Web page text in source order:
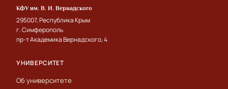
КФУ им. В. И. Вернадского
295007, Республика Крым
г. Симферополь
пр-т Академика Вернадского, 4
УНИВЕРСИТЕТ
Об университете